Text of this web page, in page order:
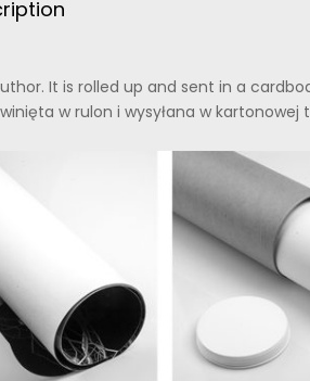
It is rolled up and sent in a
w rulon i wysyłana w kartonowej